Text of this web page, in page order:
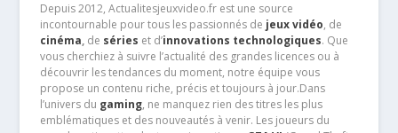
Depuis 2012, Actualitesjeuxvideo.fr est une source
incontournable pour tous les passionnés de jeux vidéo, de
cinéma,de séries et d’innovations technologiques. Que
vous cherchiez à suivre l’actualité des grandes licences ou à
découvrir les tendances du moment, notre équipe vous
propose un contenu riche, précis et toujours à jour.Dans
l’univers du gaming, ne manquez rien des titres les plus
emblématiques et des nouveautés à venir. Les joueurs du